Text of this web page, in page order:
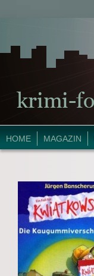
HOME MAGAZIN